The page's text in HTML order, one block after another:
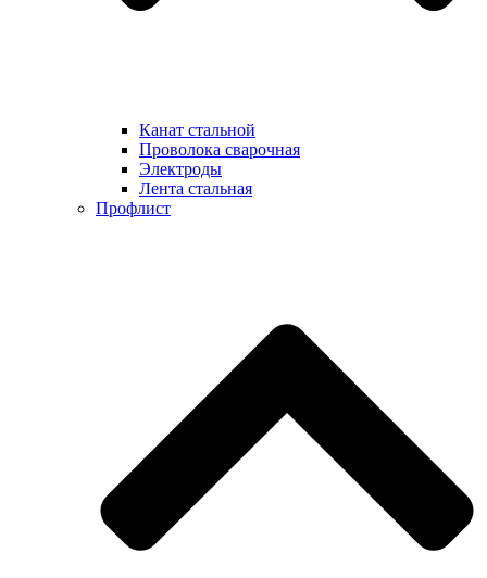
Канат стальной
Проволока сварочная
Электроды
Лента стальная
Профлист